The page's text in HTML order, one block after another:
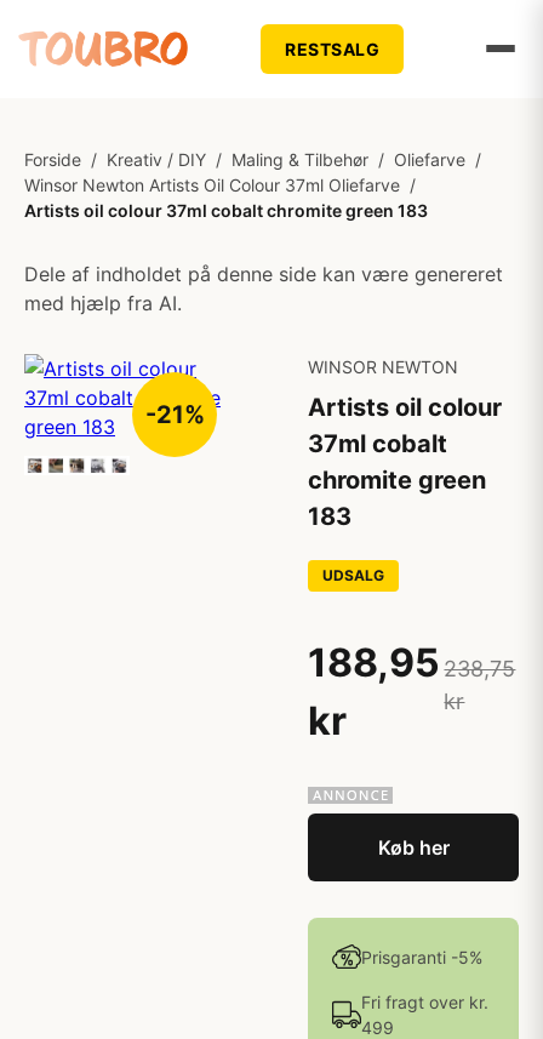
RESTSALG
Forside / Kreativ / DIY / Maling & Tilbehør / Oliefarve /
Winsor Newton Artists Oil Colour 37ml Oliefarve /
Artists oil colour 37ml cobalt chromite green 183
Dele af indholdet på denne side kan være genereret
med hjælp fra AI.
-21%
WINSOR NEWTON
Artists oil colour
37ml cobalt
chromite green
183
UDSALG
188,95
kr
238,75
kr
Køb her
Prisgaranti -5%
Fri fragt over kr.
499